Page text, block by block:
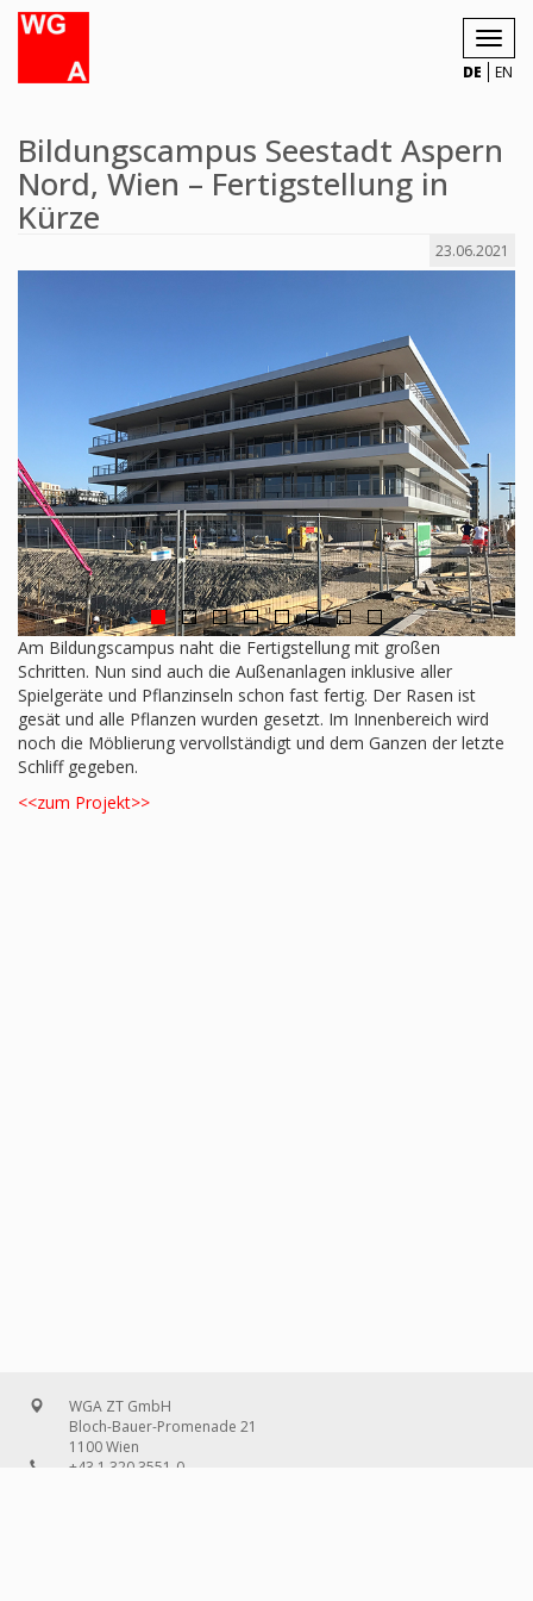
DE EN
Bildungscampus Seestadt Aspern
Nord, Wien – Fertigstellung in
Kürze
23.06.2021
Am Bildungscampus naht die Fertigstellung mit großen
Schritten. Nun sind auch die Außenanlagen inklusive aller
Spielgeräte und Pflanzinseln schon fast fertig. Der Rasen ist
gesät und alle Pflanzen wurden gesetzt. Im Innenbereich wird
noch die Möblierung vervollständigt und dem Ganzen der letzte
Schliff gegeben.
<<zum Projekt>>
WGA ZT GmbH
Bloch-Bauer-Promenade 21
1100 Wien
+43 1 320 3551-0